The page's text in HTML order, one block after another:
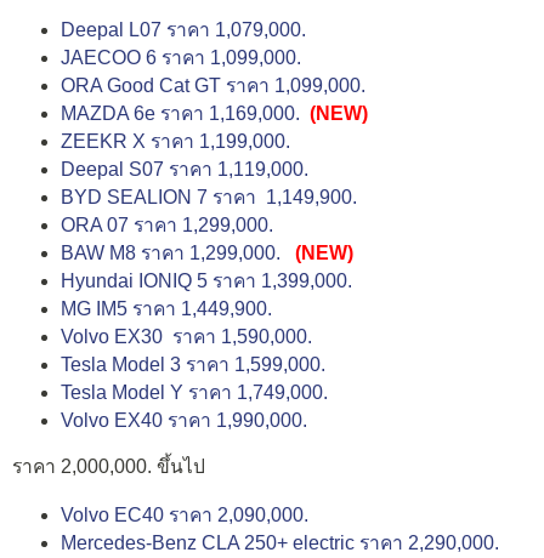
Deepal L07 ราคา 1,079,000.
JAECOO 6 ราคา 1,099,000.
ORA Good Cat GT ราคา 1,099,000.
MAZDA 6e ราคา 1,169,000. (NEW)
ZEEKR X ราคา 1,199,000.
Deepal S07 ราคา 1,119,000.
BYD SEALION 7 ราคา 1,149,900.
ORA 07 ราคา 1,299,000.
BAW M8 ราคา 1,299,000.
(NEW)
Hyundai IONIQ 5 ราคา 1,399,000.
MG IM5 ราคา 1,449,900.
Volvo EX30 ราคา 1,590,000.
Tesla Model 3 ราคา 1,599,000.
Tesla Model Y ราคา 1,749,000.
Volvo EX40 ราคา 1,990,000.
ราคา 2,000,000. ขึ้นไป
Volvo EC40 ราคา 2,090,000.
Mercedes-Benz CLA 250+ electric ราคา 2,290,000.